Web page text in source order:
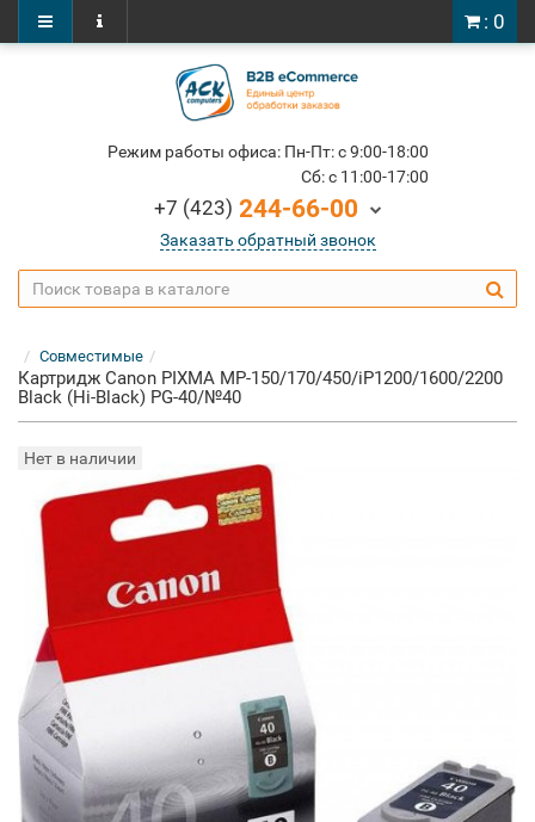
: 0
Режим работы офиса: Пн-Пт: c 9:00-18:00
Cб: c 11:00-17:00
+7 (423) 244-66-00
Заказать обратный звонок
Совместимые
Картридж Canon PIXMA MP-150/170/450/iP1200/1600/2200
Black (Hi-Black) PG-40/№40
Нет в наличии